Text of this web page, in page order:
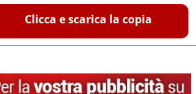
Clicca e scarica la copia